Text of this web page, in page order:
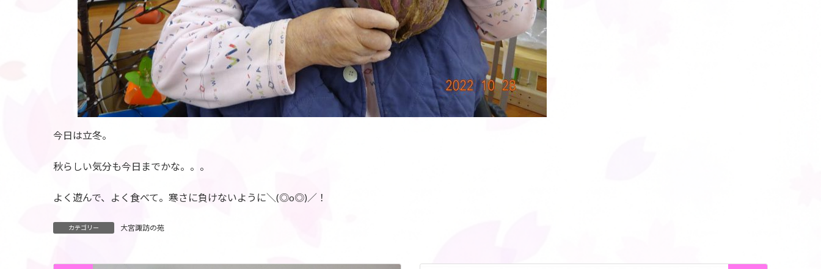
今日は立冬。
秋らしい気分も今日までかな。。。
よく遊んで、よく食べて。寒さに負けないように＼(◎o◎)／！
カテゴリー 大宮諏訪の苑